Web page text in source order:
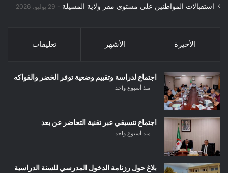
استقبالات المواطنين على مستوى مقر ولاية المسيلة 29 يوليو، 2026
الأخيرة الأشهر تعليقات
اجتماع لدراسة وتقييم وضعية توفر الخضر والفواكه
منذ أسبوع واحد
اجتماع تنسيقي عبر تقنية التحاضر عن بعد
منذ أسبوع واحد
بلاغ حول رزنامة الدخول المدرسي للسنة الدراسية